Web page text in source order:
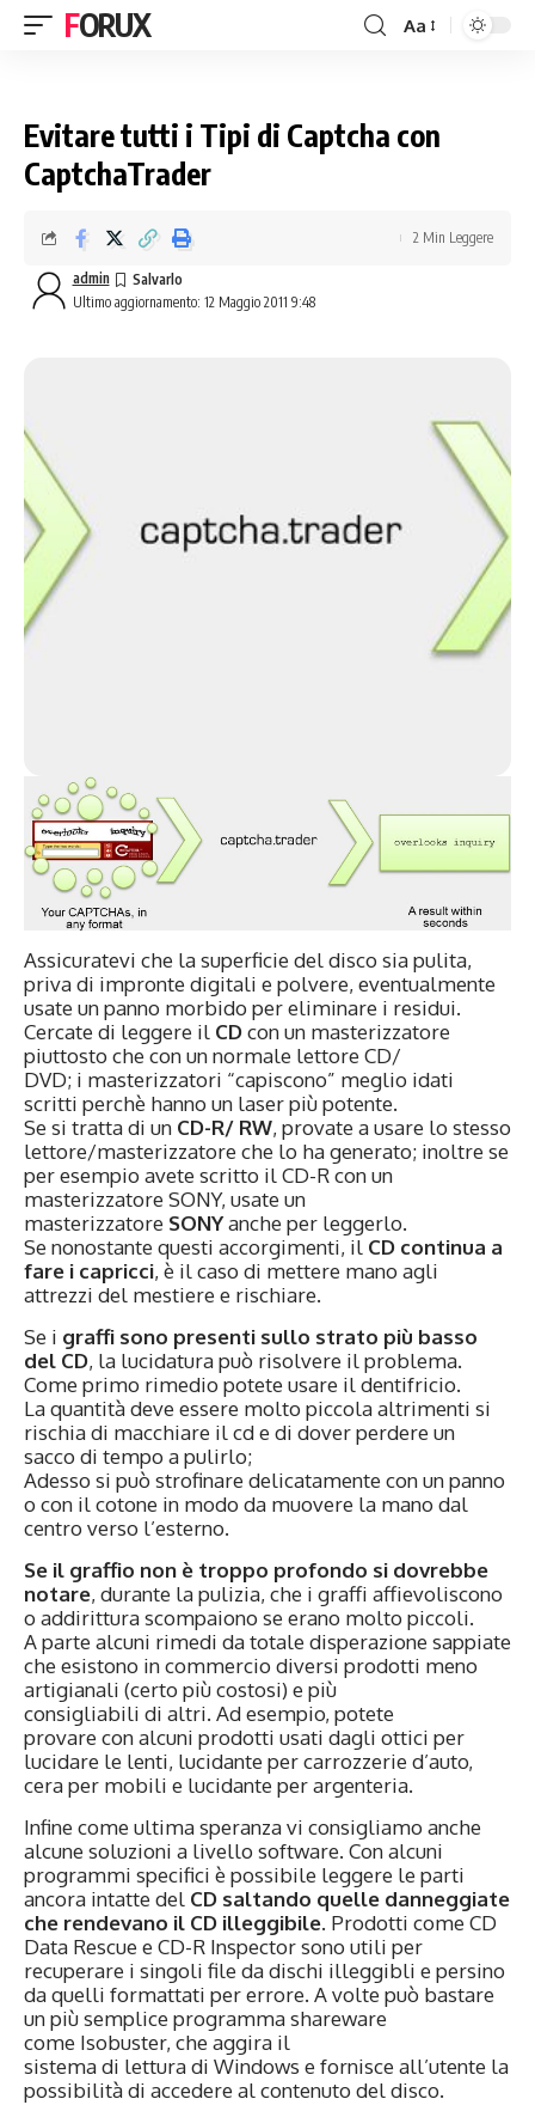
FORUX Aa
Evitare tutti i Tipi di Captcha con
CaptchaTrader
Ultimo aggiornamento: 12 Maggio 2011 9:48
admin
2 Min Leggere
Assicuratevi che la superficie del disco sia pulita,
priva di impronte digitali e polvere, eventualmente
usate un panno morbido per eliminare i residui.
Cercate di leggere il CDcon un masterizzatore
piuttosto che con un normale lettore CD/
DVD; i masterizzatori “capiscono” meglio idati
scritti perchè hanno un laser più potente.
Se si tratta di un CD-R/ RW, provate a usare lo stesso
lettore/masterizzatore che lo ha generato; inoltre se
per esempio avete scritto il CD-R con un
masterizzatore SONY, usate un
masterizzatore SONYanche per leggerlo.
Se nonostante questi accorgimenti, il CD continua a
fare i capricci, è il caso di mettere mano agli
attrezzi del mestiere e rischiare.
Se i graffi sono presenti sullo strato più basso
del CD, la lucidatura può risolvere il problema.
Come primo rimedio potete usare il dentifricio.
La quantità deve essere molto piccola altrimenti si
rischia di macchiare il cd e di dover perdere un
sacco di tempo a pulirlo;
Adesso si può strofinare delicatamente con un panno
o con il cotone in modo da muovere la mano dal
centro verso l’esterno.
Se il graffio non è troppo profondo si dovrebbe
notare, durante la pulizia, che i graffi affievoliscono
o addirittura scompaiono se erano molto piccoli.
A parte alcuni rimedi da totale disperazione sappiate
che esistono in commercio diversi prodotti meno
artigianali (certo più costosi) e più
consigliabili di altri. Ad esempio, potete
provare con alcuni prodotti usati dagli ottici per
lucidare le lenti, lucidante per carrozzerie d’auto,
cera per mobili e lucidante per argenteria.
Infine come ultima speranza vi consigliamo anche
alcune soluzioni a livello software. Con alcuni
programmi specifici è possibile leggere le parti
ancora intatte del CD saltando quelle danneggiate
che rendevano il CD illeggibile. Prodotti come CD
Data Rescue e CD-R Inspectorsono utili per
recuperare i singoli file da dischi illeggibli e persino
da quelli formattati per errore. A volte può bastare
un più semplice programma shareware
come Isobuster, che aggira il
sistema di lettura di Windows e fornisce all’utente la
possibilità di accedere al contenuto del disco.